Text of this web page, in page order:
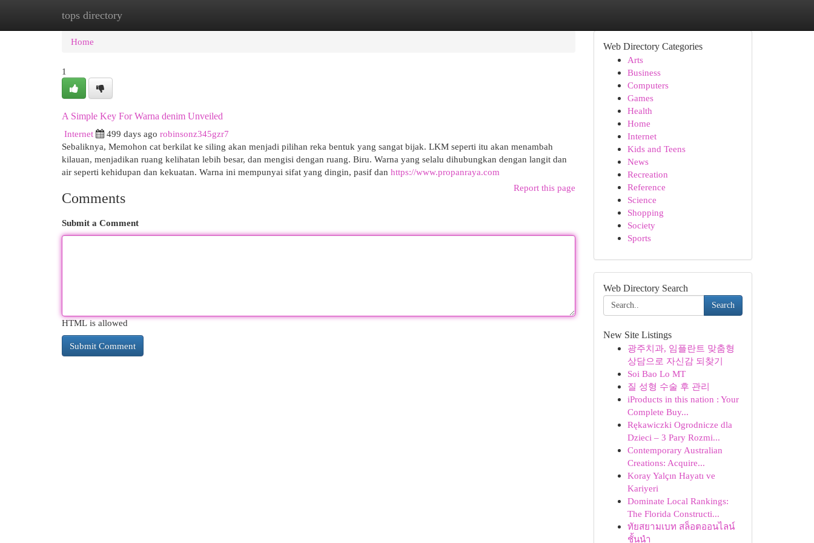
tops directory
Home New Site Listings
Home
1
A Simple Key For Warna denim Unveiled
Internet
499 days ago robinsonz345gzr7
Sebaliknya, Memohon cat berkilat ke siling akan menjadi pilihan reka bentuk yang sangat bijak. LKM seperti itu akan menambah
kilauan, menjadikan ruang kelihatan lebih besar, dan mengisi dengan ruang. Biru. Warna yang selalu dihubungkan dengan langit dan
air seperti kehidupan dan kekuatan. Warna ini mempunyai sifat yang dingin, pasif dan https://www.propanraya.com
Report this page
Comments
Submit a Comment
HTML is allowed
Web Directory Categories
Arts
Business
Computers
Games
Health
Home
Internet
Kids and Teens
News
Recreation
Reference
Science
Shopping
Society
Sports
Web Directory Search
Search
New Site Listings
광주치과, 임플란트 맞춤형
상담으로 자신감 되찾기
Soi Bao Lo MT
질 성형 수술 후 관리
iProducts in this nation : Your
Complete Buy...
Rękawiczki Ogrodnicze dla
Dzieci – 3 Pary Rozmi...
Contemporary Australian
Creations: Acquire...
Koray Yalçın Hayatı ve
Kariyeri
Dominate Local Rankings:
The Florida Constructi...
ทัยสยามเบท สล็อตออนไลน์
ชั้นนำ